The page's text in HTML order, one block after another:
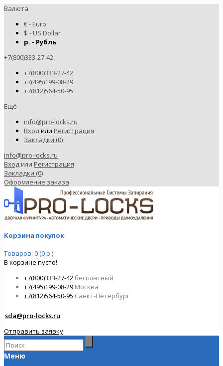
Валюта
€ - Euro
$ - US Dollar
р. - Рубль
+7(800)333-27-42
+7(800)333-27-42
+7(495)199-08-29
+7(812)564-50-95
Ещё
info@pro-locks.ru
Входили Регистрация
Закладки (0)
info@pro-locks.ru
Вход или Регистрация
Закладки (0)
Оформление заказа
Корзина покупок
Товаров: 0 (0 р.)
В корзине пусто!
+7(800)333-27-42 бесплатный
+7(495)199-08-29 Москва
+7(812)564-50-95 Санкт-Петербург
sda@pro-locks.ru
Отправить заявку
Меню